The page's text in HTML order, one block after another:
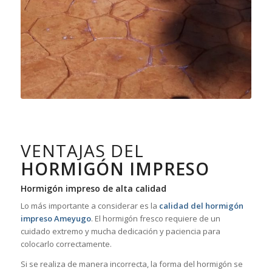
VENTAJAS DEL
HORMIGÓN IMPRESO
Hormigón impreso de alta calidad
Lo más importante a considerar es la calidad del hormigón
impreso Ameyugo. El hormigón fresco requiere de un
cuidado extremo y mucha dedicación y paciencia para
colocarlo correctamente.
Si se realiza de manera incorrecta, la forma del hormigón se